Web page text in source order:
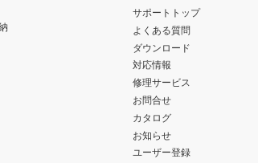
サポートトップ
よくある質問
ダウンロード
対応情報
修理サービス
お問合せ
カタログ
お知らせ
ユーザー登録